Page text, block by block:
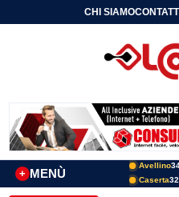
CHI SIAMO
MENÙ
+
Avellino
Caserta